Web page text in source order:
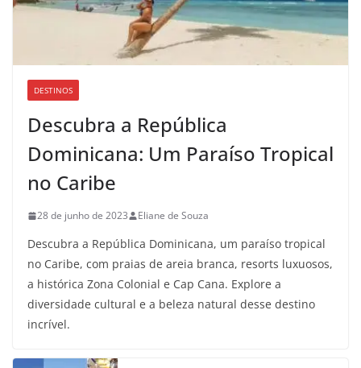
DESTINOS
Descubra a República
Dominicana: Um Paraíso Tropical
no Caribe
28 de junho de 2023 Eliane de Souza
Descubra a República Dominicana, um paraíso tropical
no Caribe, com praias de areia branca, resorts luxuosos,
a histórica Zona Colonial e Cap Cana. Explore a
diversidade cultural e a beleza natural desse destino
incrível.